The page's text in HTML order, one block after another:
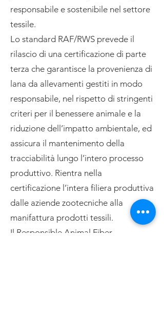
responsabile e sostenibile nel settore
tessile.
Lo standard RAF/RWS prevede il
rilascio di una certificazione di parte
terza che garantisce la provenienza di
lana da allevamenti gestiti in modo
responsabile, nel rispetto di stringenti
criteri per il benessere animale e la
riduzione dell’impatto ambientale, ed
assicura il mantenimento della
tracciabilità lungo l’intero processo
produttivo. Rientra nella
certificazione l’intera filiera produttiva
dalle aziende zootecniche alla
manifattura prodotti tessili.
Il Responsible Animal Fiber